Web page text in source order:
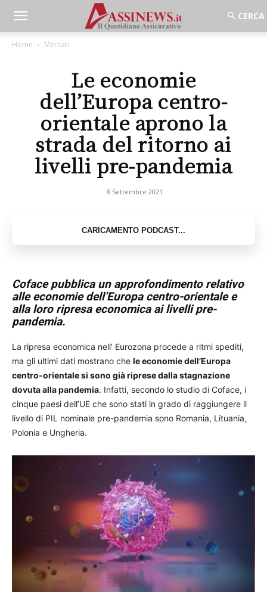
Home Mercati
Le economie
dell’Europa centro-
orientale aprono la
strada del ritorno ai
livelli pre-pandemia
8 Settembre 2021
Coface pubblica un approfondimento relativo
alle economie dell’Europa centro-orientale e
alla loro ripresa economica ai livelli pre-
pandemia.
La ripresa economica nell’ Eurozona procede a ritmi spediti,
ma gli ultimi dati mostrano che le economie dell’Europa
centro-orientale si sono già riprese dalla stagnazione
dovuta alla pandemia. Infatti, secondo lo studio di Coface, i
cinque paesi dell’UE che sono stati in grado di raggiungere il
livello di PIL nominale pre-pandemia sono Romania, Lituania,
Polonia e Ungheria.